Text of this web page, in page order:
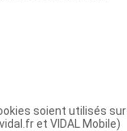
soient utilisés sur
et VIDAL Mobile)